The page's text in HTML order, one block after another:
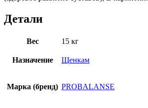
Детали
Вес 15 кг
Назначение Щенкам
Марка (бренд) PROBALANSE